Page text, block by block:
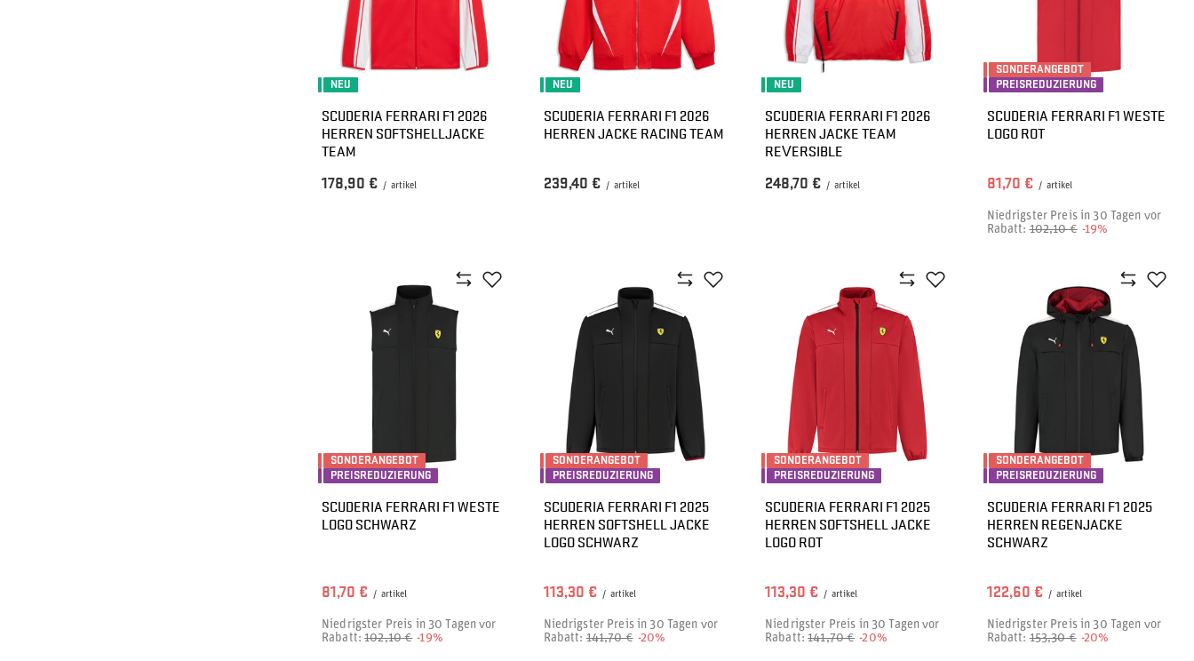
NEU
SCUDERIA FERRARI F1 2026
HERREN SOFTSHELLJACKE
TEAM
178,90 € / artikel
NEU
SCUDERIA FERRARI F1 2026
HERREN JACKE RACING TEAM
239,40 € / artikel
NEU
SCUDERIA FERRARI F1 2026
HERREN JACKE TEAM
REVERSIBLE
248,70 € / artikel
SONDERANGEBOT
PREISREDUZIERUNG
SCUDERIA FERRARI F1 WESTE
LOGO ROT
81,70 € / artikel
Niedrigster Preis in 30 Tagen vor
Rabatt:102,10 € -19%
SONDERANGEBOT
PREISREDUZIERUNG
SCUDERIA FERRARI F1 WESTE
LOGO SCHWARZ
81,70 € / artikel
Niedrigster Preis in 30 Tagen vor
Rabatt:102,10 € -19%
SONDERANGEBOT
PREISREDUZIERUNG
SCUDERIA FERRARI F1 2025
HERREN SOFTSHELL JACKE
LOGO SCHWARZ
113,30 € / artikel
Niedrigster Preis in 30 Tagen vor
Rabatt:141,70 € -20%
SONDERANGEBOT
PREISREDUZIERUNG
SCUDERIA FERRARI F1 2025
HERREN SOFTSHELL JACKE
LOGO ROT
113,30 € / artikel
Niedrigster Preis in 30 Tagen vor
Rabatt:141,70 € -20%
SONDERANGEBOT
PREISREDUZIERUNG
SCUDERIA FERRARI F1 2025
HERREN REGENJACKE
SCHWARZ
122,60 € / artikel
Niedrigster Preis in 30 Tagen vor
Rabatt:153,30 € -20%